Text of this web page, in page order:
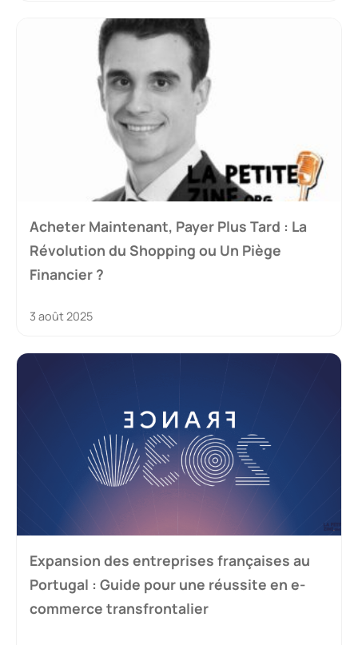
Acheter Maintenant, Payer Plus Tard : La
Révolution du Shopping ou Un Piège
Financier ?
3 août 2025
Expansion des entreprises françaises au
Portugal : Guide pour une réussite en e-
commerce transfrontalier